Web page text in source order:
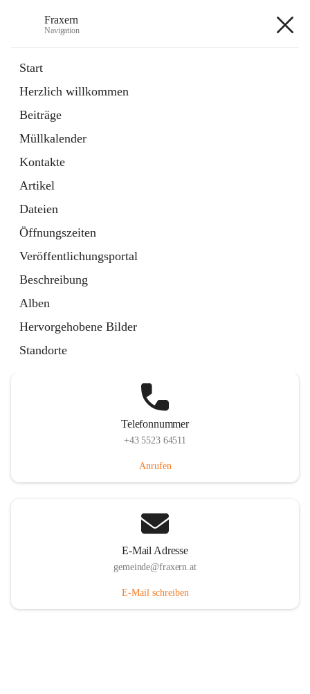
Fraxern
Navigation
Start
Herzlich willkommen
Beiträge
Müllkalender
Kontakte
Artikel
Dateien
Öffnungszeiten
Veröffentlichungsportal
Beschreibung
Alben
Hervorgehobene Bilder
Standorte
Ordner
in
Tab
Formulare
Artikel
öffnet
in
neuem
Tab
Telefonnummer
+43 5523 64511
Anrufen
E-Mail Adresse
gemeinde@fraxern.at
E-Mail schreiben